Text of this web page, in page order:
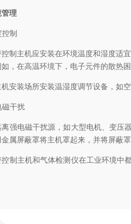
理
制
制主机应安装在环境温度和湿度适
，在高温环境下，电子元件的散热
安装场所安装温湿度调节设备，如
磁干扰
离强电磁干扰源，如大型电机、变压
属屏蔽罩将主机罩起来，并将屏蔽
制主机和气体检测仪在工业环境中